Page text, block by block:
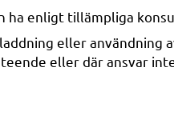
enligt tillämpliga
eller användning
eller där ansvar